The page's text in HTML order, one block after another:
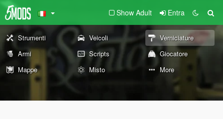
Show Adult Entra
Strumenti Veicoli
Verniciature
Armi
Scripts
Giocatore
Mappe
Misto More